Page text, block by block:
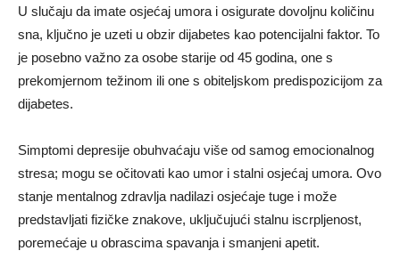
U slučaju da imate osjećaj umora i osigurate dovoljnu količinu
sna, ključno je uzeti u obzir dijabetes kao potencijalni faktor. To
je posebno važno za osobe starije od 45 godina, one s
prekomjernom težinom ili one s obiteljskom predispozicijom za
dijabetes.
Simptomi depresije obuhvaćaju više od samog emocionalnog
stresa; mogu se očitovati kao umor i stalni osjećaj umora. Ovo
stanje mentalnog zdravlja nadilazi osjećaje tuge i može
predstavljati fizičke znakove, uključujući stalnu iscrpljenost,
poremećaje u obrascima spavanja i smanjeni apetit.